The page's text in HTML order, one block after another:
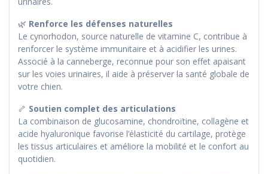
🌿 Renforce les défenses naturelles
Le cynorhodon, source naturelle de vitamine C, contribue à
renforcer le système immunitaire et à acidifier les urines.
Associé à la canneberge, reconnue pour son effet apaisant
sur les voies urinaires, il aide à préserver la santé globale de
votre chien.
🦴 Soutien complet des articulations
La combinaison de glucosamine, chondroïtine, collagène et
acide hyaluronique favorise l’élasticité du cartilage, protège
les tissus articulaires et améliore la mobilité et le confort au
quotidien.